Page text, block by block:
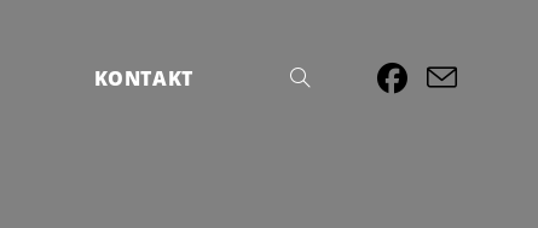
KONTAKT